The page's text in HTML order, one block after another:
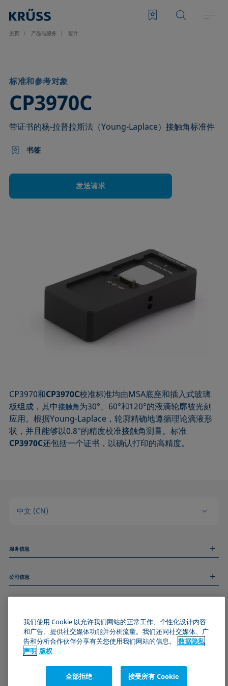
主页 产品与服务 配件
标准和参考对象
CP3970C
–
带证书的杨-拉普拉斯法（Young-Laplace）接触角标准件
书签
发送请求
CP3970和CP3970C校准标准均由MSA底座和插入式玻璃
板组成，其中接触角为30°、60°和120°的液滴轮廓被光刻
应用。根据Young-Laplace，轮廓精确地遵循理论滴液形
状，并且能够以0.8°的精度校准接触角测量。标准
CP3970C还包括一个证书，以确认打印的高精度。
中文 (CN)
服务信息
技术服务
和我们取得联系
公司信息
关于我们
数据隐私声明
Cookie政策
加入KRÜSS社区
我们使用 Cookie 以允许我们网站的正常工作、个性化设计内容
和广告、提供社交媒体功能并分析流量。我们还同社交媒体、广
告和分析合作伙伴分享有关您使用我们网站的信息。
数据隐私
声明 版权
全部拒绝 接受所有 Cookie